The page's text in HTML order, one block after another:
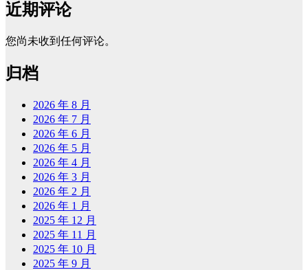
近期评论
您尚未收到任何评论。
归档
2026 年 8 月
2026 年 7 月
2026 年 6 月
2026 年 5 月
2026 年 4 月
2026 年 3 月
2026 年 2 月
2026 年 1 月
2025 年 12 月
2025 年 11 月
2025 年 10 月
2025 年 9 月